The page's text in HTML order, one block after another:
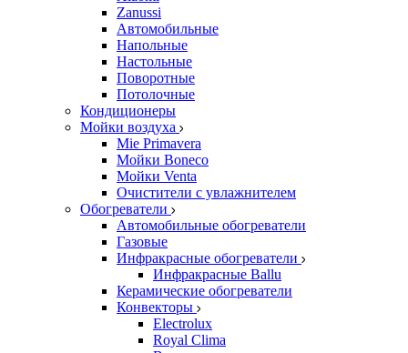
Zanussi
Автомобильные
Напольные
Настольные
Поворотные
Потолочные
Кондиционеры
Мойки воздуха
Mie Primavera
Мойки Boneco
Мойки Venta
Очистители с увлажнителем
Обогреватели
Автомобильные обогреватели
Газовые
Инфракрасные обогреватели
Инфракрасные Ballu
Керамические обогреватели
Конвекторы
Electrolux
Royal Clima